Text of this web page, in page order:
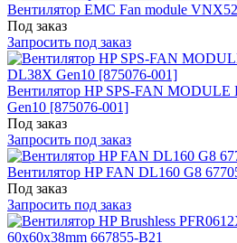
Вентилятор EMC Fan module
Под заказ
Запросить под заказ
Вентилятор HP SPS-FAN MODULE
Gen10 [875076-001]
Под заказ
Запросить под заказ
Вентилятор HP FAN DL160 G8
Под заказ
Запросить под заказ